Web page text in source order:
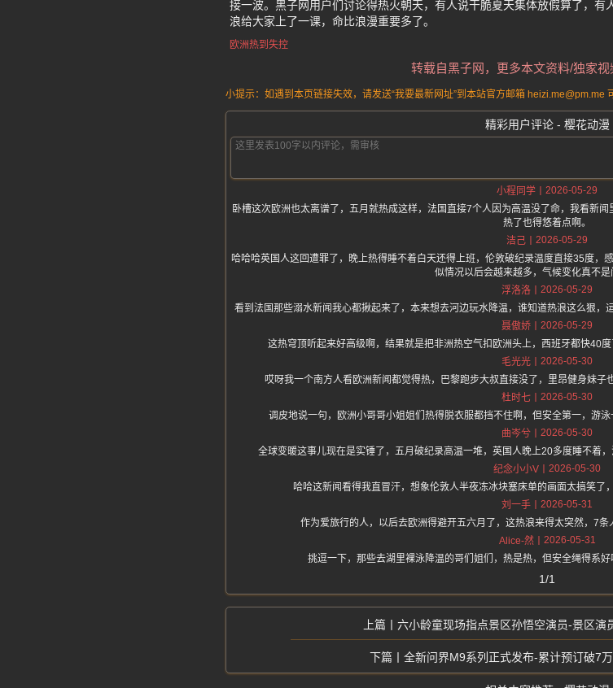
接一波。黑子网用户们讨论得热火朝天，有人说干脆夏天集体放假算了，
浪给大家上了一课，命比浪漫重要多了。
欧洲热到失控
转载自黑子网，更多本文资料/独家
小提示：如遇到本页链接失效，请发送“我要最新网址”到本站官方邮箱 heizi.me@pm.me
精彩用户评论 - 樱花动漫
小程同学
2026-05-29
卧槽这次欧洲也太离谱了，五月就热成这样，法国直接7个人因为高温没了命，我看新
热了也得悠着点啊。
洁己
2026-05-29
哈哈哈英国人这回遭罪了，晚上热得睡不着白天还得上班，伦敦破纪录温度直接35度，
似情况以后会越来越多，气候变化真不是
浮洛洛
2026-05-29
看到法国那些溺水新闻我心都揪起来了，本来想去河边玩水降温，谁知道热浪这么狠，
聂傲娇
2026-05-29
这热穹顶听起来好高级啊，结果就是把非洲热空气扣欧洲头上，西班牙都快40
毛光光
2026-05-30
哎呀我一个南方人看欧洲新闻都觉得热，巴黎跑步大叔直接没了，里昂健身妹子
杜时七
2026-05-30
调皮地说一句，欧洲小哥哥小姐姐们热得脱衣服都挡不住啊，但安全第一，游
曲岑兮
2026-05-30
全球变暖这事儿现在是实锤了，五月破纪录高温一堆，英国人晚上20多度睡不着
纪念小小V
2026-05-30
哈哈这新闻看得我直冒汗，想象伦敦人半夜冻冰块塞床单的画面太搞笑了
刘一手
2026-05-31
作为爱旅行的人，以后去欧洲得避开五六月了，这热浪来得太突然，7条
Alice-然
2026-05-31
挑逗一下，那些去湖里裸泳降温的哥们姐们，热是热，但安全绳得系好
1/1
六小龄童现场指点景区孙悟空演员-景区演
全新问界M9系列正式发布-累计预订破7